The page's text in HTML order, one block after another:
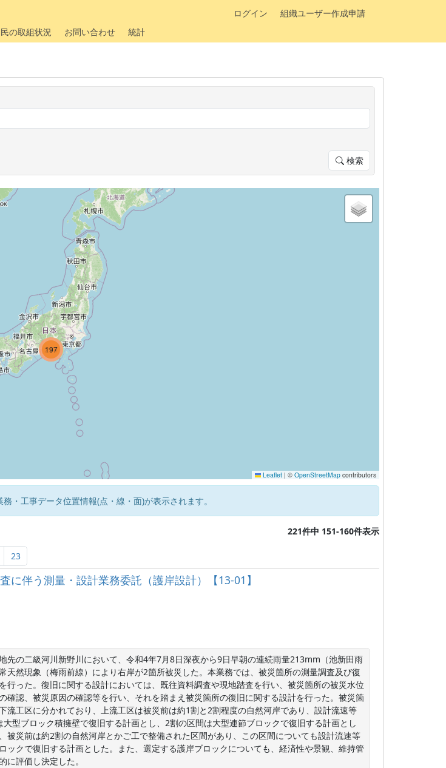
ログイン
組織ユーザー作成申請
の取組状況 お問い合わせ 統計
検索
3
214
197
Leaflet | © OpenStreetMap contributors
・工事データ位置情報(点・線・面)が表示されます。
221件中 151-160件表示
23
伴う測量・設計業務委託（護岸設計）【13-01】
先の二級河川新野川において、令和4年7月8日深夜から9日早朝の連続雨量213mm（池新田雨
天然現象（梅雨前線）により右岸が2箇所被災した。本業務では、被災箇所の測量調査及び復
行った。復旧に関する設計においては、既往資料調査や現地踏査を行い、被災箇所の被災水位
確認、被災原因の確認等を行い、それを踏まえ被災箇所の復旧に関する設計を行った。被災箇
流工区に分かれており、上流工区は被災前は約1割と2割程度の自然河岸であり、設計流速等
大型ブロック積擁壁で復旧する計画とし、2割の区間は大型連節ブロックで復旧する計画とし
被災前は約2割の自然河岸とかご工で整備された区間があり、この区間についても設計流速等
ックで復旧する計画とした。また、選定する護岸ブロックについても、経済性や景観、維持管
に評価し決定した。